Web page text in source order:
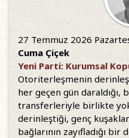
27 Temmuz 2026
Cuma Çiçek
Yeni Parti: Kurumsal
Otoriterleşmenin
her geçen gün daraldığı,
transferleriyle birlikte
derinleştiği, genç
bağlarının zayıfladığı